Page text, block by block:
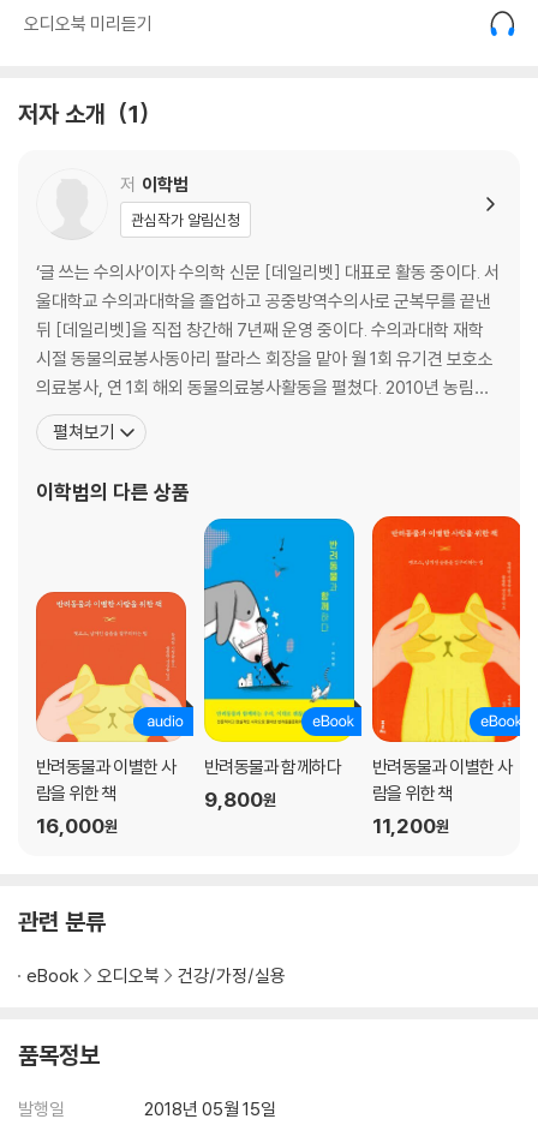
오디오북 미리듣기
저자 소개 1
저 이학범
관심작가 알림신청
‘글 쓰는 수의사’이자 수의학 신문 [데일리벳] 대표로 활동 중이다. 서
울대학교 수의과대학을 졸업하고 공중방역수의사로 군복무를 끝낸
뒤 [데일리벳]을 직접 창간해 7년째 운영 중이다. 수의과대학 재학
시절 동물의료봉사동아리 팔라스 회장을 맡아 월 1회 유기견 보호소
의료봉사, 연 1회 해외 동물의료봉사활동을 펼쳤다. 2010년 농림축
산식품부장관상, 2014년 대한수의사회장 감사패, 2017년 경기도지
사표창을 수상했으며, 학생시절 우연한 계기로 만난 길고양이 출신
사회 동물복지위원회 위원, 한국동물병원협회 홍
펼쳐보기
이학범의 다른 상품
반려동물과 이별한 사
람을 위한 책
16,000원
반려동물과 함께하다
9,800원
반려동물과 이별한 사
람을 위한 책
11,200원
관련 분류
eBook 오디오북 건강/가정/실용
품목정보
발행일 2018년 05월 15일